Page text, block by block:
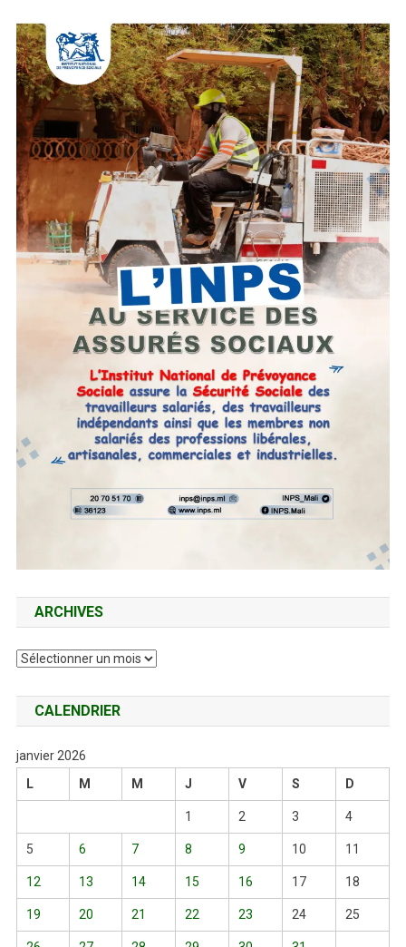
ARCHIVES
Archives
CALENDRIER
janvier 2026
L
M M J V S D
1 2 3 4
5 6 7 8 9 10 11
12 13 14 15 16 17 18
19 20 21 22 23 24 25